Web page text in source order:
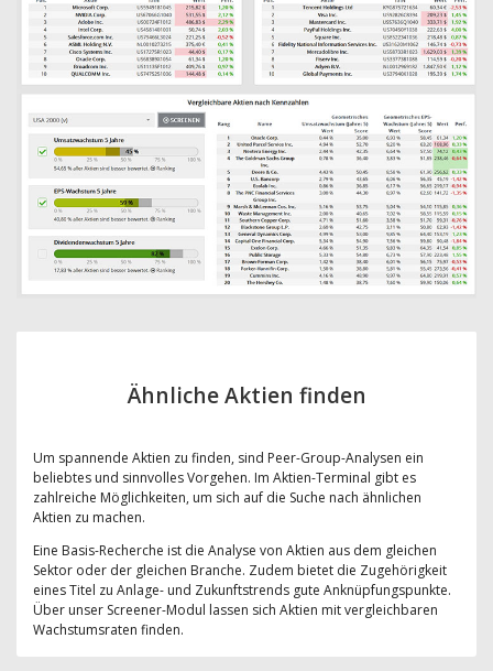
Ähnliche Aktien finden
Um spannende Aktien zu finden, sind Peer-Group-Analysen ein
beliebtes und sinnvolles Vorgehen. Im Aktien-Terminal gibt es
zahlreiche Möglichkeiten, um sich auf die Suche nach ähnlichen
Aktien zu machen.
Eine Basis-Recherche ist die Analyse von Aktien aus dem gleichen
Sektor oder der gleichen Branche. Zudem bietet die Zugehörigkeit
eines Titel zu Anlage- und Zukunftstrends gute Anknüpfungspunkte.
Über unser Screener-Modul lassen sich Aktien mit vergleichbaren
Wachstumsraten finden.